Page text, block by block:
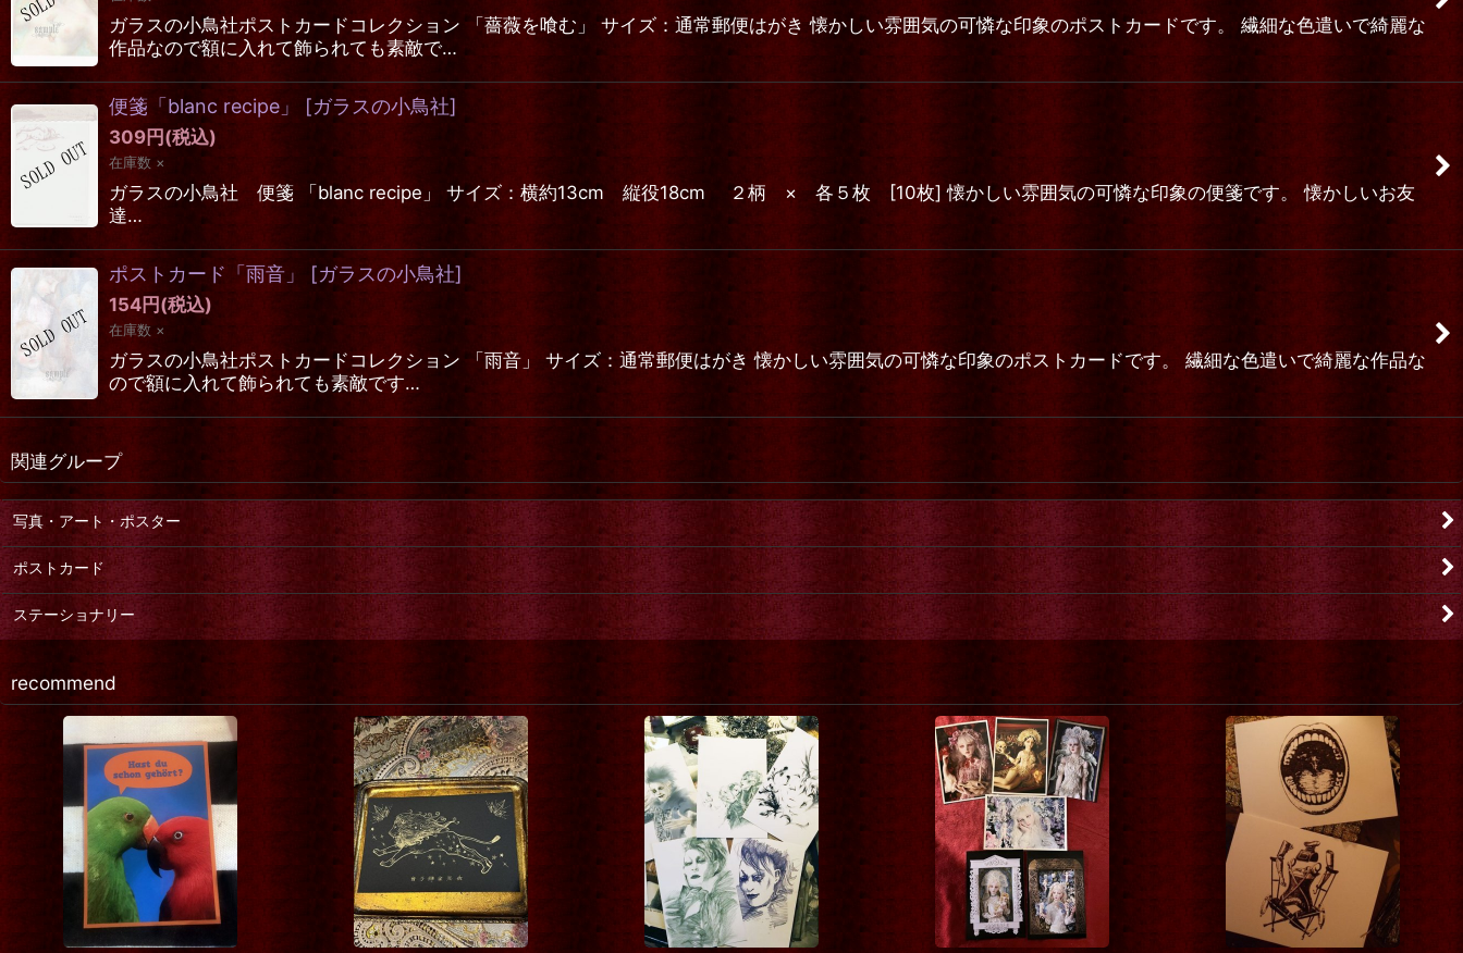
ガラスの小鳥社ポストカードコレクション 「薔薇を喰む」 サイズ：通常郵便はがき 懐かしい雰囲気の可憐な印象のポストカードです。 繊細な色遣いで綺麗な
作品なので額に入れて飾られても素敵で…
便箋「blanc recipe」 [ガラスの小鳥社]
309円 (税込)
在庫数 ×
ガラスの小鳥社 便箋 「blanc recipe」 サイズ：横約13cm 縦役18cm ２柄 × 各５枚 [10枚] 懐かしい雰囲気の可憐な印象の便箋です。 懐かしいお友
達…
ポストカード「雨音」 [ガラスの小鳥社]
154円 (税込)
在庫数 ×
ガラスの小鳥社ポストカードコレクション 「雨音」 サイズ：通常郵便はがき 懐かしい雰囲気の可憐な印象のポストカードです。 繊細な色遣いで綺麗な作品な
ので額に入れて飾られても素敵です…
関連グループ
写真・アート・ポスター
ポストカード
ステーショナリー
recommend